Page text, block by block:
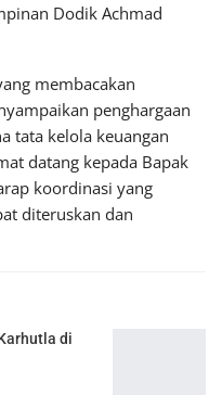
Dodik Achmad
membacakan
penghargaan
tata kelola keuangan
datang kepada Bapak
koordinasi yang
diteruskan dan
di